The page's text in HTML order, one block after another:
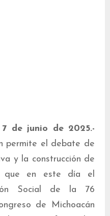
de junio de 2025.-
permite el debate de
y la construcción de
que en este día el
Social de la 76
de Michoacán